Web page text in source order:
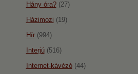
Hány óra?(27)
Házimozi (19)
Hír(994)
Interjú(516)
Internet-kávézó(44)